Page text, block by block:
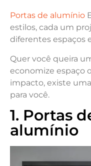
Portas de alumínio
estilos, cada um
diferentes espaços
Quer você queira
economize espaço
impacto, existe
para você.
1. Portas
alumínio